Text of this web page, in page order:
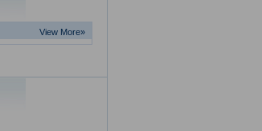
View More»